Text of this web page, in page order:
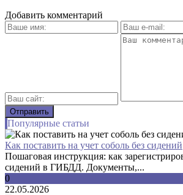
Добавить комментарий
Популярные статьи
Как поставить на учет соболь без сидений
Пошаговая инструкция: как
сидений в ГИБДД. Документы,...
0
22.05.2026